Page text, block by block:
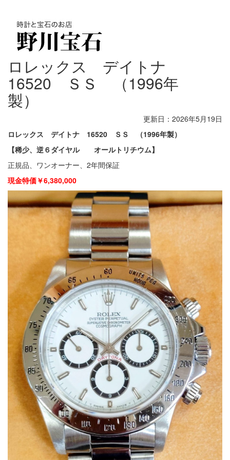
ロレックス デイトナ
16520 ＳＳ （1996年
製）
更新日：2026年5月19日
ロレックス デイトナ 16520 ＳＳ （1996年製）
【稀少、逆６ダイヤル オールトリチウム】
正規品、ワンオーナー、2年間保証
現金特価￥6,380,000